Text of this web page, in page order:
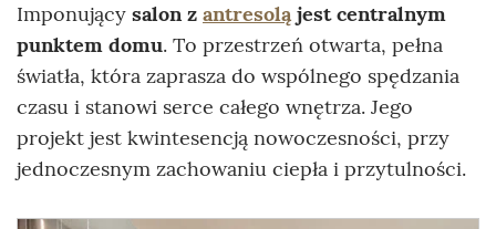
Imponujący salon z antresoląjest centralnym
punktem domu. To przestrzeń otwarta, pełna
światła, która zaprasza do wspólnego spędzania
czasu i stanowi serce całego wnętrza. Jego
projekt jest kwintesencją nowoczesności, przy
jednoczesnym zachowaniu ciepła i przytulności.